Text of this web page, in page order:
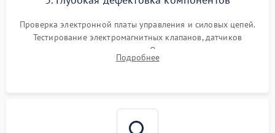
Проверка электронной платы управления и силовых цепей.
Тестирование электромагнитных клапанов, датчиков
температуры и расходомера. Оценка степени износа
жерновов кофемолки, уплотнительных колец гидросистемы
Подробнее